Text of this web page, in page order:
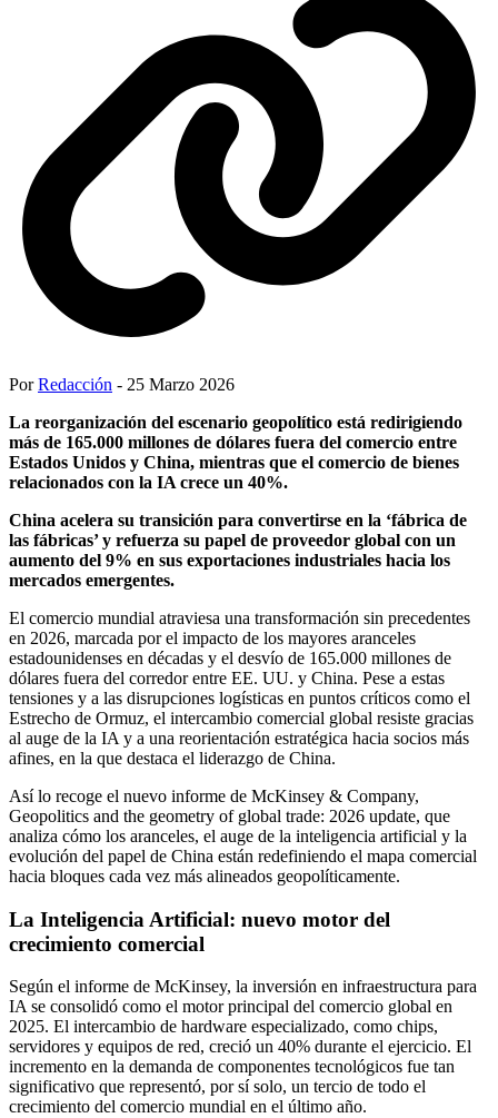
PorRedacción - 25 Marzo 2026
La reorganización del escenario geopolítico está redirigiendo
más de 165.000 millones de dólares fuera del comercio entre
Estados Unidos y China, mientras que el comercio de bienes
relacionados con la IA crece un 40%.
China acelera su transición para convertirse en la ‘fábrica de
las fábricas’ y refuerza su papel de proveedor global con un
aumento del 9% en sus exportaciones industriales hacia los
mercados emergentes.
El comercio mundial atraviesa una transformación sin precedentes
en 2026, marcada por el impacto de los mayores aranceles
estadounidenses en décadas y el desvío de 165.000 millones de
dólares fuera del corredor entre EE. UU. y China. Pese a estas
tensiones y a las disrupciones logísticas en puntos críticos como el
Estrecho de Ormuz, el intercambio comercial global resiste gracias
al auge de la IA y a una reorientación estratégica hacia socios más
afines, en la que destaca el liderazgo de China.
Así lo recoge el nuevo informe de McKinsey & Company,
Geopolitics and the geometry of global trade: 2026 update, que
analiza cómo los aranceles, el auge de la inteligencia artificial y la
evolución del papel de China están redefiniendo el mapa comercial
hacia bloques cada vez más alineados geopolíticamente.
La Inteligencia Artificial: nuevo motor del
crecimiento comercial
Según el informe de McKinsey, la inversión en infraestructura para
IA se consolidó como el motor principal del comercio global en
2025. El intercambio de hardware especializado, como chips,
servidores y equipos de red, creció un 40% durante el ejercicio. El
incremento en la demanda de componentes tecnológicos fue tan
significativo que representó, por sí solo, un tercio de todo el
crecimiento del comercio mundial en el último año.